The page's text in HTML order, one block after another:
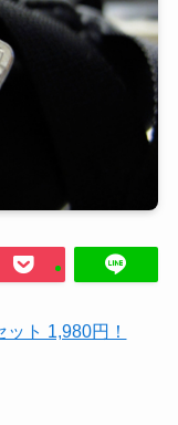
ト 1,980円！